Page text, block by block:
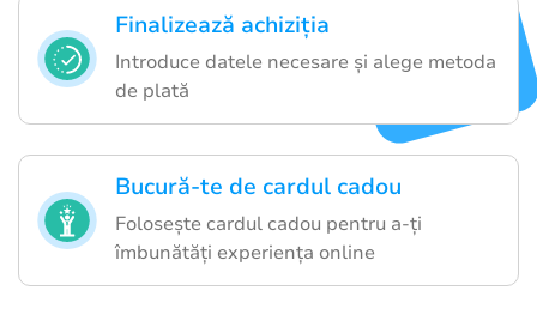
Finalizează achiziția
Introduce datele necesare și alege metoda
de plată
Bucură-te de cardul cadou
Folosește cardul cadou pentru a-ți
îmbunătăți experiența online